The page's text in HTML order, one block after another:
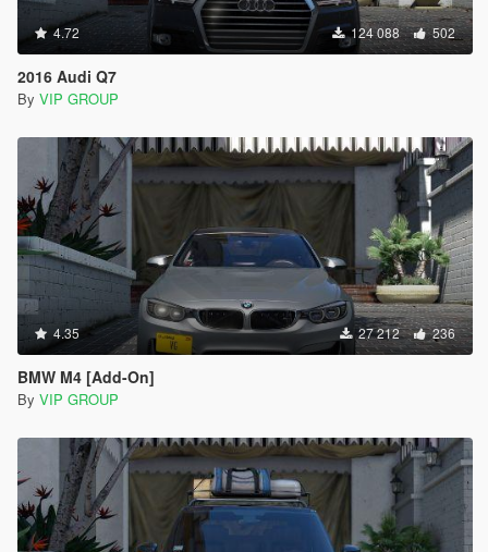
4.72 124 088 502
2016 Audi Q7
By VIP GROUP
4.35 27 212 236
BMW M4 [Add-On]
By VIP GROUP